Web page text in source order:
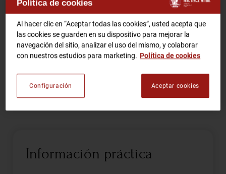
RCA TV
RCA TEATRO
Gastronomic Experience 360º
Entradas Eventos
Comparte
noviembre del 2023 a las 19h
Información práctica
Política de cookies
Al hacer clic en “Aceptar todas las cookies”, usted acepta que
las cookies se guarden en su dispositivo para mejorar la
navegación del sitio, analizar el uso del mismo, y colaborar
con nuestros estudios para marketing. Política de cookies
Aceptar cookies
Configuración